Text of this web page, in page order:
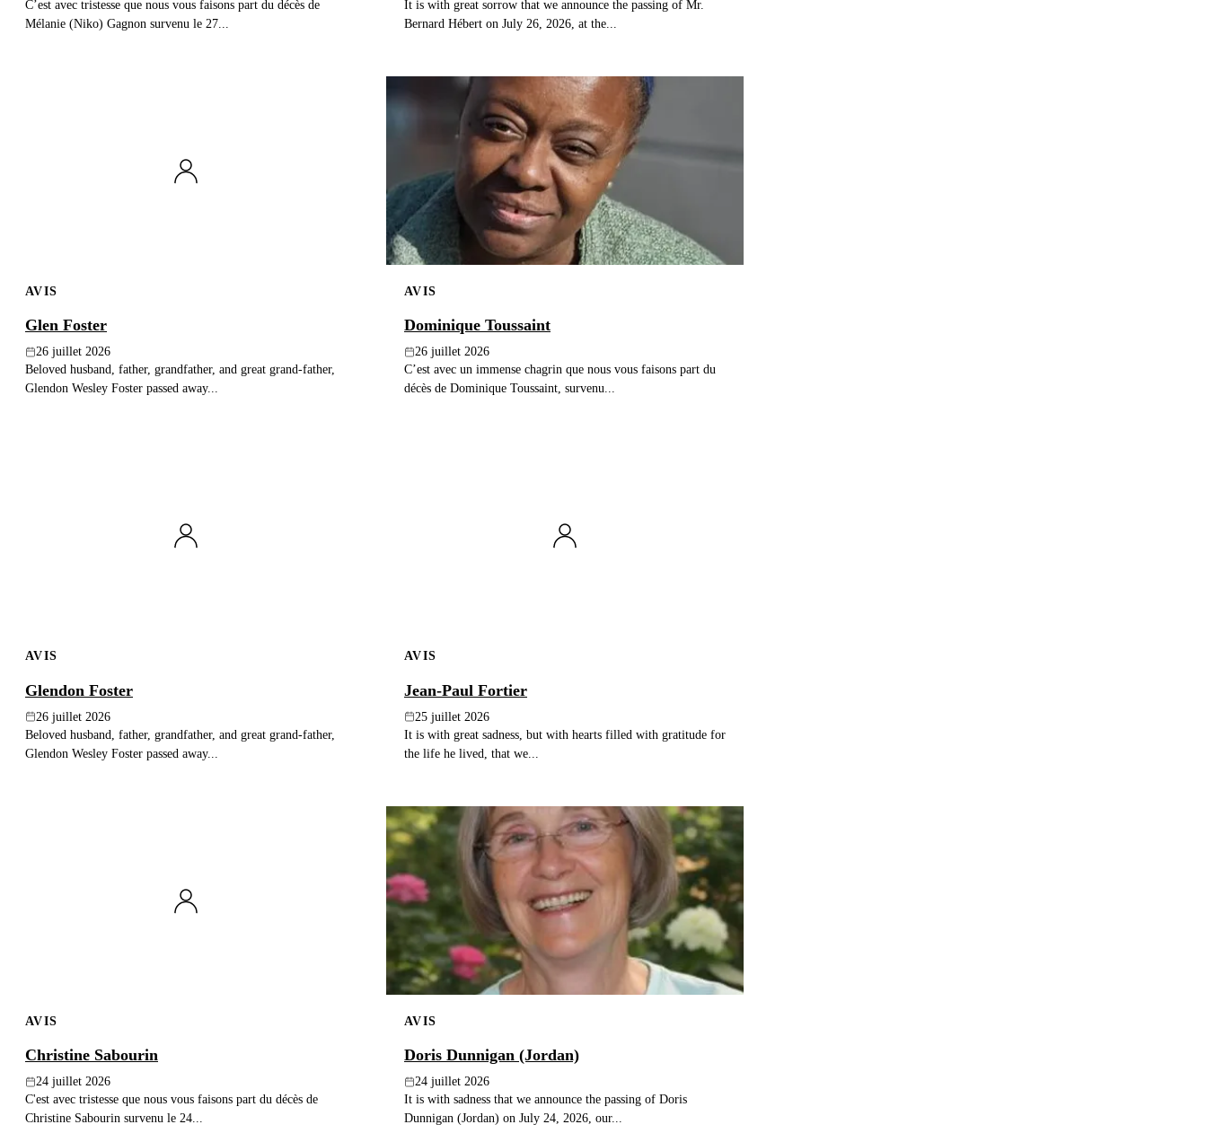
C’est avec tristesse que nous vous faisons part du décès de
Mélanie (Niko) Gagnon survenu le 27...
It is with great sorrow that we announce the passing of Mr.
Bernard Hébert on July 26, 2026, at the...
AVIS
Glen Foster
26 juillet 2026
Beloved husband, father, grandfather, and great grand-father,
Glendon Wesley Foster passed away...
AVIS
Dominique Toussaint
26 juillet 2026
C’est avec un immense chagrin que nous vous faisons part du
décès de Dominique Toussaint, survenu...
AVIS
Glendon Foster
26 juillet 2026
Beloved husband, father, grandfather, and great grand-father,
Glendon Wesley Foster passed away...
AVIS
Jean-Paul Fortier
25 juillet 2026
It is with great sadness, but with hearts filled with gratitude for
the life he lived, that we...
AVIS
Christine Sabourin
24 juillet 2026
C'est avec tristesse que nous vous faisons part du décès de
Christine Sabourin survenu le 24...
AVIS
Doris Dunnigan (Jordan)
24 juillet 2026
It is with sadness that we announce the passing of Doris
Dunnigan (Jordan) on July 24, 2026, our...